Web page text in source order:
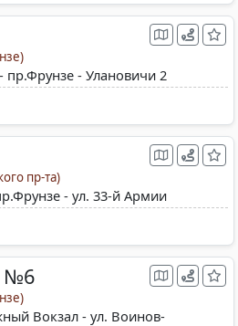
пр.Фрунзе - Улановичи 2
пр-та)
- ул. 33-й Армии
№6
Вокзал - ул. Воинов-